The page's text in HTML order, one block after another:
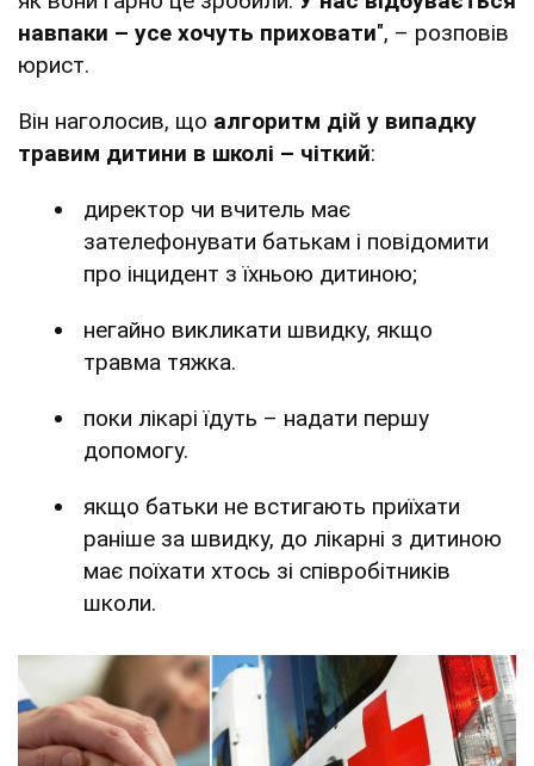
навпаки – усе хочуть приховати", – розповів
юрист.
Він наголосив, що алгоритм дій у випадку
травим дитини в школі – чіткий:
директор чи вчитель має
зателефонувати батькам і повідомити
про інцидент з їхньою дитиною;
негайно викликати швидку, якщо
травма тяжка.
поки лікарі їдуть – надати першу
допомогу.
якщо батьки не встигають приїхати
раніше за швидку, до лікарні з дитиною
має поїхати хтось зі співробітників
школи.